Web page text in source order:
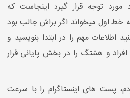
مورد توجه قرار گیرد اینجاست که
اول میخواند اگر براش جالب بود
اطلاعات مهم را در ابتدا بنویسید و
و هشتگ را در بخش پایانی قرار
پست های اینستاگرام را با سرعت